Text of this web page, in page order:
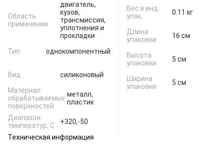
Область
применения
двигатель,
кузов,
трансмиссия,
уплотнения и
прокладки
Тип
однокомпонентный
Вид
силиконовый
Материал
обрабатываемых
поверхностей
металл,
пластик
Диапазон
температур, C
+320,-50
Вес в инд.
упак.
0.11 кг
Длина
упаковки
16 см
Высота
упаковки
5 см
Ширина
упаковки
5 см
Техническая информация